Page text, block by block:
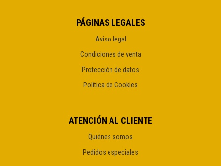
PÁGINAS LEGALES
Aviso legal
Condiciones de venta
Protección de datos
Política de Cookies
ATENCIÓN AL CLIENTE
Quiénes somos
Pedidos especiales